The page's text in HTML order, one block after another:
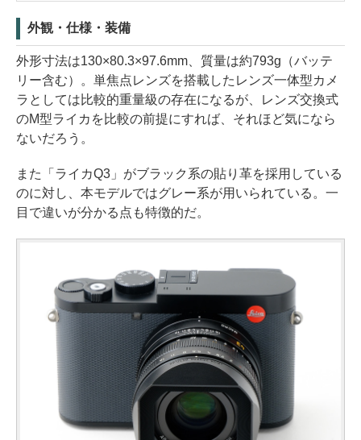
外観・仕様・装備
外形寸法は130×80.3×97.6mm、質量は約793g（バッテ
リー含む）。単焦点レンズを搭載したレンズ一体型カメ
ラとしては比較的重量級の存在になるが、レンズ交換式
のM型ライカを比較の前提にすれば、それほど気になら
ないだろう。
また「ライカQ3」がブラック系の貼り革を採用している
のに対し、本モデルではグレー系が用いられている。一
目で違いが分かる点も特徴的だ。